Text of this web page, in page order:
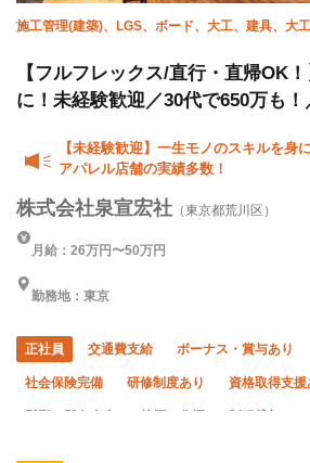
施工管理(建築)、LGS、ボード、大工、建具、大
【フルフレックス/直行・直帰OK
に！未経験歓迎／30代で650万も
【未経験歓迎】一生モノのスキルを身
アパレル店舗の実績多数！
株式会社泉宣宏社 （東京都荒川区）
月給：26万円〜50万円
勤務地：東京
正社員 交通費支給 ボーナス・賞与あり
社会保険完備 研修制度あり 資格取得支援